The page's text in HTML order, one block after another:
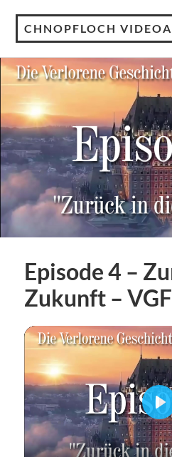
CHNOPFLOCH
Episode 4 –
Zukunft –